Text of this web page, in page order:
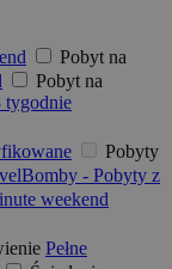
Pobyt na
Pobyt na
tygodnie
Pobyty
- Pobyty z
weekend
Pełne